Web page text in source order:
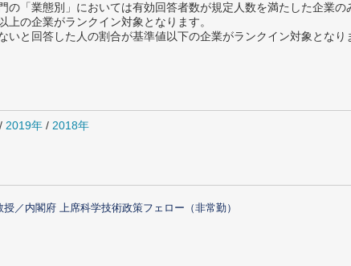
「業態別」においては有効回答者数が規定人数を満たした企業
の企業がランクイン対象となります。
と回答した人の割合が基準値以下の企業がランクイン対象となり
/ 2019年 / 2018年
／内閣府 上席科学技術政策フェロー（非常勤）